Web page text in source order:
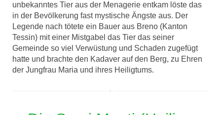
unbekanntes Tier aus der Menagerie entkam löste das
in der Bevölkerung fast mystische Ängste aus. Der
Legende nach tötete ein Bauer aus Breno (Kanton
Tessin) mit einer Mistgabel das Tier das seiner
Gemeinde so viel Verwüstung und Schaden zugefügt
hatte und brachte den Kadaver auf den Berg, zu Ehren
der Jungfrau Maria und ihres Heiligtums.